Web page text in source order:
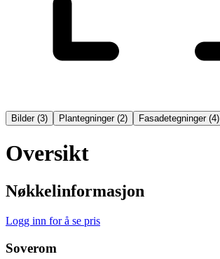
Bilder(3) Plantegninger(2) Fasadetegninger(4)
Oversikt
Nøkkelinformasjon
Logg inn for å se pris
Soverom